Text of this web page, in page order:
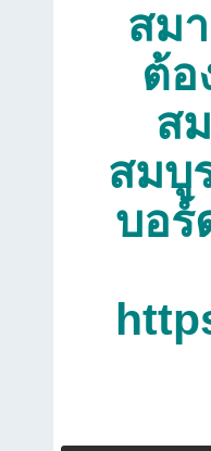
สม
ต้อ
ส
สมบู
บอร์